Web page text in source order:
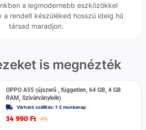
a legmodernebb eszközökkel
a rendelt készüléked hosszú ideig hű
társad maradjon.
is megnézték
OPPO A55 (újszerű , független, 64 GB, 4 GB
RAM, Szivárványkék)
Várható szállítás: 1-2 munkanap
34 990 Ft 27%